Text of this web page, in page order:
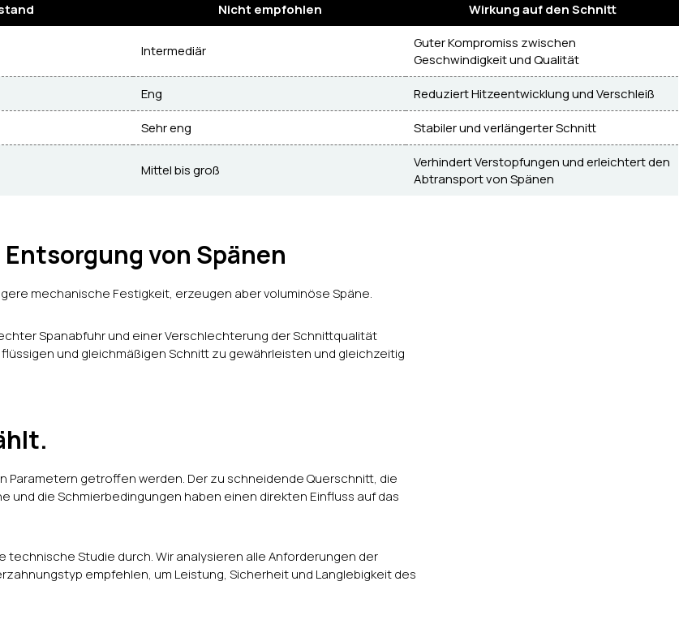
Nicht empfohlen Wirkung auf den Schnitt
Intermediär
Guter Kompromiss zwischen
Geschwindigkeit und Qualität
Eng
Reduziert Hitzeentwicklung und Verschleiß
Sehr eng Stabiler und verlängerter Schnitt
Mittel bis groß
Verhindert Verstopfungen und erleichtert den
Abtransport von Spänen
von Spänen
mechanische Festigkeit, erzeugen aber voluminöse Späne.
Spanabfuhr und einer Verschlechterung der Schnittqualität
und gleichmäßigen Schnitt zu gewährleisten und gleichzeitig
Parametern getroffen werden. Der zu schneidende Querschnitt, die
die Schmierbedingungen haben einen direkten Einfluss auf das
technische Studie durch. Wir analysieren alle Anforderungen der
empfehlen, um Leistung, Sicherheit und Langlebigkeit des